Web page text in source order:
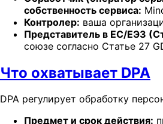
собственность сервиса:
Контролер: ваша
Представитель в ЕС/ЕЭЗ
союзе согласно Статье 27
Что охватывает DPA
DPA регулирует обработку
Предмет и срок действия: